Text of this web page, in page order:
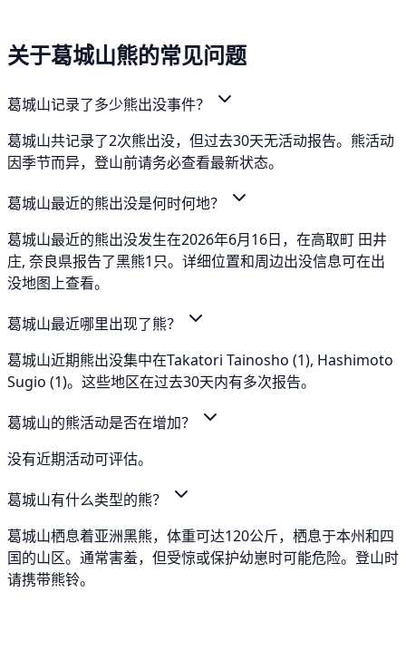
关于葛城山熊的常见问题
葛城山记录了多少熊出没事件？
葛城山共记录了2次熊出没，但过去30天无活动报告。熊活动
因季节而异，登山前请务必查看最新状态。
葛城山最近的熊出没是何时何地？
葛城山最近的熊出没发生在2026年6月16日，在高取町 田井
庄, 奈良県报告了黑熊1只。详细位置和周边出没信息可在出
没地图上查看。
葛城山最近哪里出现了熊？
葛城山近期熊出没集中在Takatori Tainosho (1), Hashimoto
Sugio (1)。这些地区在过去30天内有多次报告。
葛城山的熊活动是否在增加？
没有近期活动可评估。
葛城山有什么类型的熊？
葛城山栖息着亚洲黑熊，体重可达120公斤，栖息于本州和四
国的山区。通常害羞，但受惊或保护幼崽时可能危险。登山时
请携带熊铃。